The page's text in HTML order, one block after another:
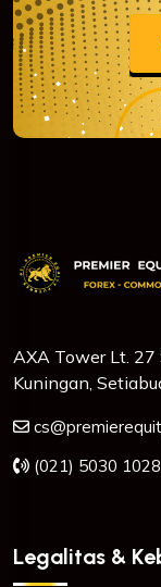
AXA Tower Lt. 27
Kuningan,
(021) 5030 1028
Legalitas &